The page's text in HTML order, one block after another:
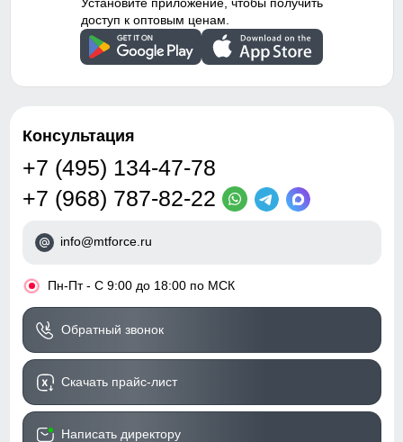
доступ к оптовым ценам.
Консультация
+7 (495) 134-47-78
+7 (968) 787-82-22
info@mtforce.ru
• Пн-Пт - С 9:00 до 18:00 по МСК
Обратный звонок
Скачать прайс-лист
Написать директору